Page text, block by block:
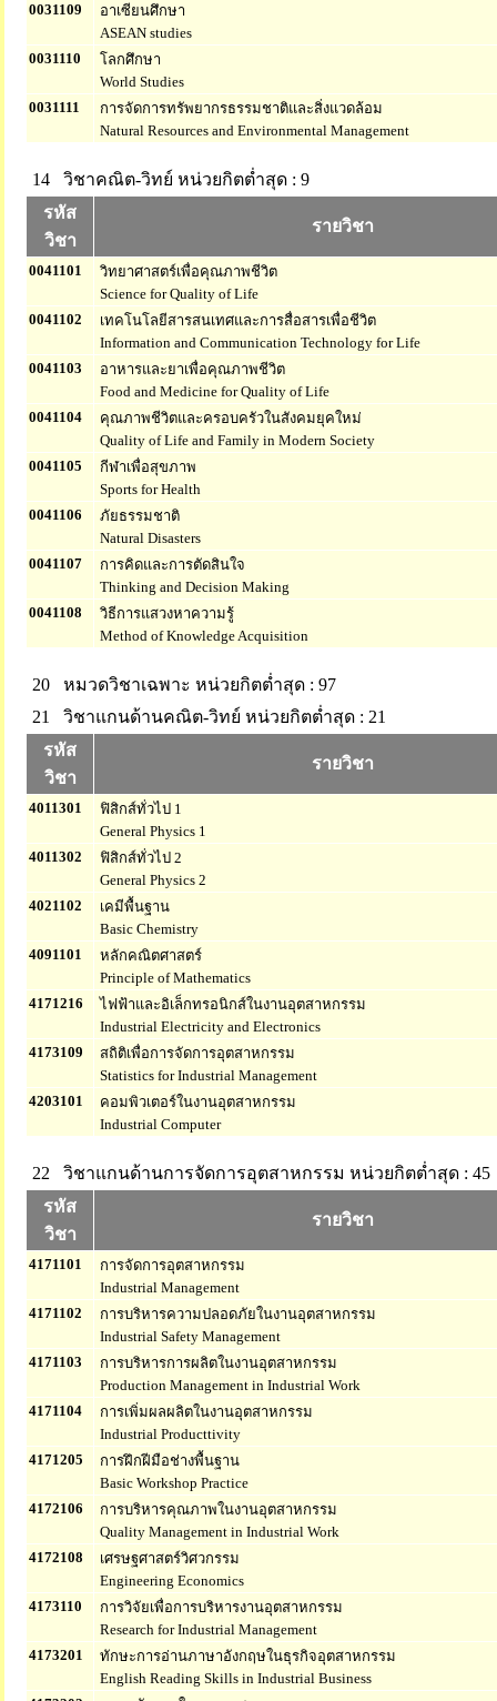
0031109
อาเซียนศึกษา
ASEAN studies
0031110
โลกศึกษา
World Studies
0031111
การจัดการทรัพยากรธรรมชาติและสิ่งแวดล้อม
Natural Resources and Environmental Management
14 วิชาคณิต-วิทย์ หน่วยกิตต่ำสุด : 9
รหัส
วิชา
รายวิชา
0041101
วิทยาศาสตร์เพื่อคุณภาพชีวิต
Science for Quality of Life
0041102
เทคโนโลยีสารสนเทศและการสื่อสารเพื่อชีวิต
Information and Communication Technology for Life
0041103
อาหารและยาเพื่อคุณภาพชีวิต
Food and Medicine for Quality of Life
0041104
คุณภาพชีวิตและครอบครัวในสังคมยุคใหม่
Quality of Life and Family in Modern Society
0041105
กีฬาเพื่อสุขภาพ
Sports for Health
0041106
ภัยธรรมชาติ
Natural Disasters
0041107
การคิดและการตัดสินใจ
Thinking and Decision Making
0041108
วิธีการแสวงหาความรู้
Method of Knowledge Acquisition
20 หมวดวิชาเฉพาะ หน่วยกิตต่ำสุด : 97
21 วิชาแกนด้านคณิต-วิทย์ หน่วยกิตต่ำสุด : 21
รหัส
วิชา
รายวิชา
4011301
ฟิสิกส์ทั่วไป 1
General Physics 1
4011302
ฟิสิกส์ทั่วไป 2
General Physics 2
4021102
เคมีพื้นฐาน
Basic Chemistry
4091101
หลักคณิตศาสตร์
Principle of Mathematics
4171216
ไฟฟ้าและอิเล็กทรอนิกส์ในงานอุตสาหกรรม
Industrial Electricity and Electronics
4173109
สถิติเพื่อการจัดการอุตสาหกรรม
Statistics for Industrial Management
4203101
คอมพิวเตอร์ในงานอุตสาหกรรม
Industrial Computer
22 วิชาแกนด้านการจัดการอุตสาหกรรม หน่วยกิตต่ำสุด : 45
รหัส
วิชา
รายวิชา
4171101
การจัดการอุตสาหกรรม
Industrial Management
4171102
การบริหารความปลอดภัยในงานอุตสาหกรรม
Industrial Safety Management
4171103
การบริหารการผลิตในงานอุตสาหกรรม
Production Management in Industrial Work
4171104
การเพิ่มผลผลิตในงานอุตสาหกรรม
Industrial Producttivity
4171205
การฝึกฝีมือช่างพื้นฐาน
Basic Workshop Practice
4172106
การบริหารคุณภาพในงานอุตสาหกรรม
Quality Management in Industrial Work
4172108
เศรษฐศาสตร์วิศวกรรม
Engineering Economics
4173110
การวิจัยเพื่อการบริหารงานอุตสาหกรรม
Research for Industrial Management
4173201
ทักษะการอ่านภาษาอังกฤษในธุรกิจอุตสาหกรรม
English Reading Skills in Industrial Business